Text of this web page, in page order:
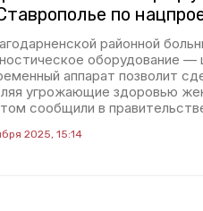
по
районной
оборудование
аппарат позволит
угрожающие здоровью
сообщили в
2025, 15:14